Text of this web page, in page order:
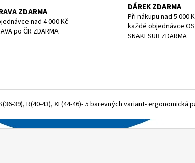
ZDARMA
nad 4 000 Kč
po ČR ZDARMA
DÁREK ZDARMA
Při nákupu nad 5 000
každé objednávce
SNAKESUB ZDARMA
39), R(40-43), XL(44-46)- 5 barevných variant-